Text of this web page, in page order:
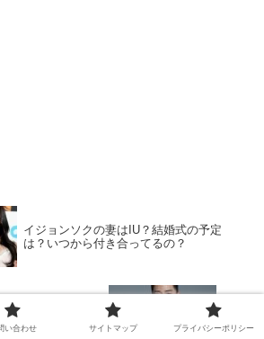
イジョンソクの妻はIU？結婚式の予定
は？いつから付き合ってるの？
発表！お相手は
い合わせ サイトマップ プライバシーポリシー